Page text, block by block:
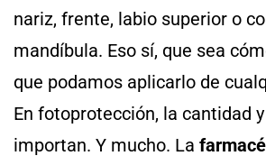
nariz, frente, labio superior o
mandíbula. Eso sí, que sea
que podamos aplicarlo de
En fotoprotección, la cantidad
importan. Y mucho. La